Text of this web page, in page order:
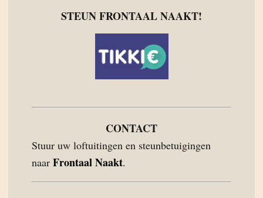
STEUN FRONTAAL NAAKT!
CONTACT
Stuur uw loftuitingen en steunbetuigingen
naar Frontaal Naakt.